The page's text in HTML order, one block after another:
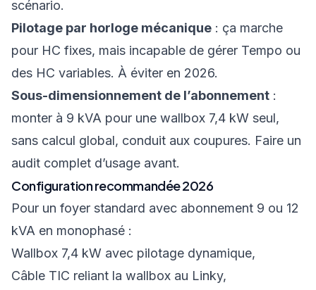
scénario.
Pilotage par horloge mécanique : ça marche
pour HC fixes, mais incapable de gérer Tempo ou
des HC variables. À éviter en 2026.
Sous-dimensionnement de l’abonnement :
monter à 9 kVA pour une wallbox 7,4 kW seul,
sans calcul global, conduit aux coupures. Faire un
audit complet d’usage avant.
Configuration recommandée 2026
Pour un foyer standard avec abonnement 9 ou 12
kVA en monophasé :
Wallbox 7,4 kW avec pilotage dynamique,
Câble TIC reliant la wallbox au Linky,